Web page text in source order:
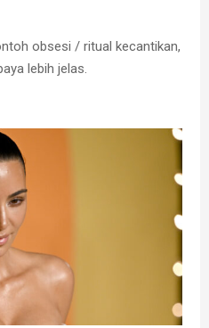
obsesi / ritual kecantikan,
lebih jelas.